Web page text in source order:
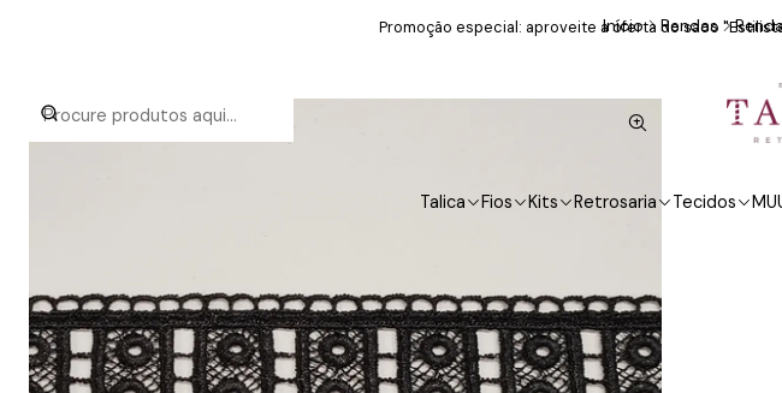
Talica Fios Kits Retrosaria Tecidos
Promoção especial: aproveite a oferta do saco
Início Rendas